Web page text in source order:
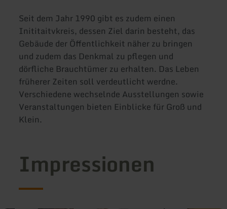
Seit dem Jahr 1990 gibt es zudem einen
Inititaitvkreis, dessen Ziel darin besteht, das
Gebäude der Öffentlichkeit näher zu bringen
und zudem das Denkmal zu pflegen und
dörfliche Brauchtümer zu erhalten. Das Leben
früherer Zeiten soll verdeutlicht werdne.
Verschiedene wechselnde Ausstellungen sowie
Veranstaltungen bieten Einblicke für Groß und
Klein.
Impressionen